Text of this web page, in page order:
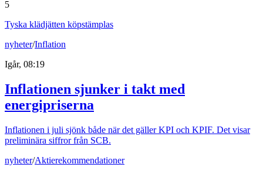
5
Tyska klädjätten köpstämplas
nyheter/Inflation
Igår, 08:19
Inflationen sjunker i takt med
energipriserna
Inflationen i juli sjönk både när det gäller KPI och KPIF. Det visar
preliminära siffror från SCB.
nyheter/Aktierekommendationer